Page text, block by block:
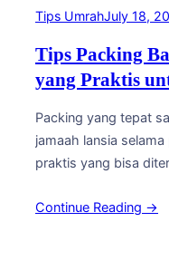
Tips UmrahJuly 18,
Tips Packing
yang Praktis
Packing yang tepat
jamaah lansia
praktis yang bisa
didorong tanpa perlu
Continue Reading →